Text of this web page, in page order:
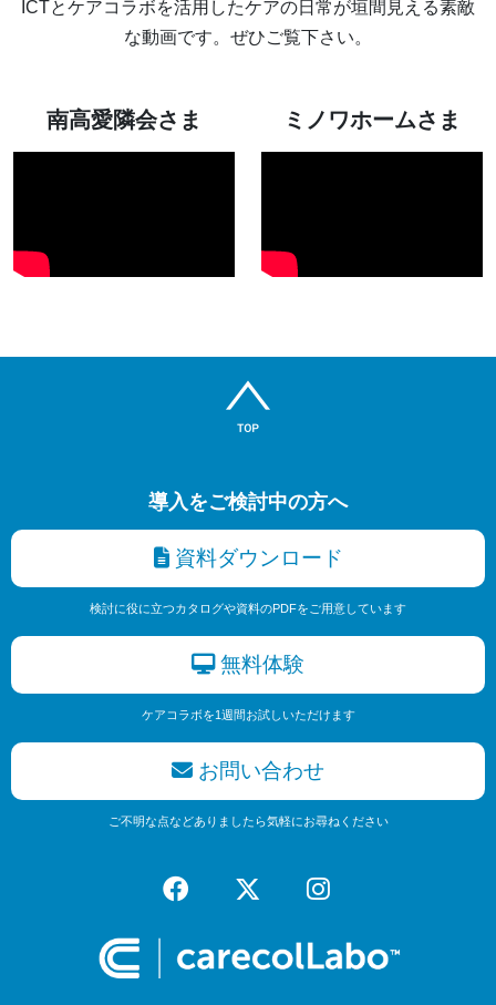
ICTとケアコラボを活用したケアの日常が垣間見える素敵
な動画です。ぜひご覧下さい。
南高愛隣会さま ミノワホームさま
導入をご検討中の方へ
資料ダウンロード
検討に役に立つカタログや資料のPDFをご用意しています
無料体験
ケアコラボを1週間お試しいただけます
お問い合わせ
ご不明な点などありましたら気軽にお尋ねください